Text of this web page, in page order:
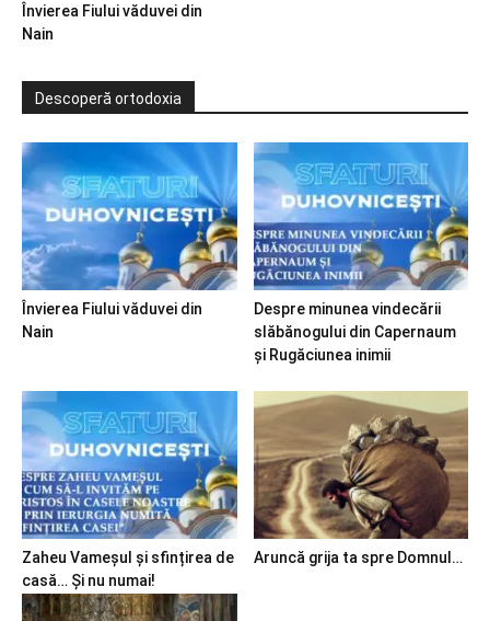
Învierea Fiului văduvei din
Nain
Descoperă ortodoxia
Învierea Fiului văduvei din
Nain
Despre minunea vindecării
slăbănogului din Capernaum
și Rugăciunea inimii
Zaheu Vameșul și sfințirea de
casă… Și nu numai!
Aruncă grija ta spre Domnul…